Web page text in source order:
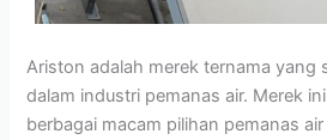
Ariston adalah merek ternama yang
dalam industri pemanas air. Merek
berbagai macam pilihan pemanas